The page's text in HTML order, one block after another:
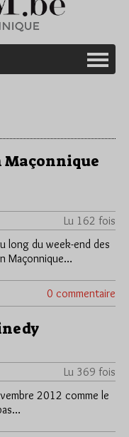
Maçonnique
Lu 162 fois
long du week-end des
Maçonnique…
0 commentaire
Lu 369 fois
2012 comme le